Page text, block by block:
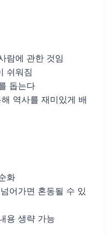
람에 관한 것임
쉬워짐
돕는다
역사를 재미있게 배
화
어가면 혼동될 수 있
용 생략 가능